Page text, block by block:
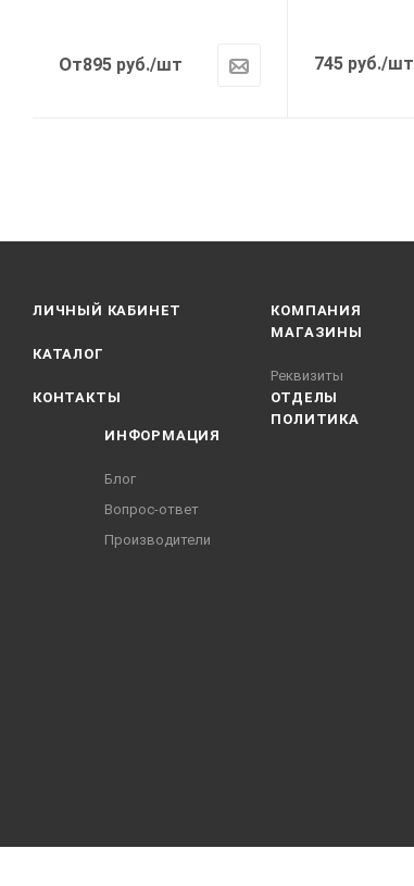
От895 руб./шт 745руб./шт
ЛИЧНЫЙ КАБИНЕТ
КАТАЛОГ
КОНТАКТЫ
КОМПАНИЯ
МАГАЗИНЫ
Реквизиты
ОТДЕЛЫ
ПОЛИТИКА
ИНФОРМАЦИЯ
Блог
Вопрос-ответ
Производители